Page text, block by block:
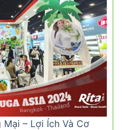
Mại – Lợi Ích Và Cơ